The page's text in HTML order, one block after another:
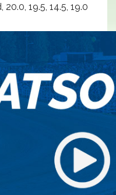
19.5, 14.5, 19.0